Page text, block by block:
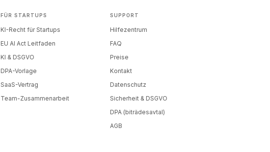
FÜR STARTUPS
KI-Recht für Startups
EU AI Act Leitfaden
KI & DSGVO
DPA-Vorlage
SaaS-Vertrag
Team-Zusammenarbeit
SUPPORT
Hilfezentrum
FAQ
Preise
Kontakt
Datenschutz
Sicherheit & DSGVO
DPA (biträdesavtal)
AGB